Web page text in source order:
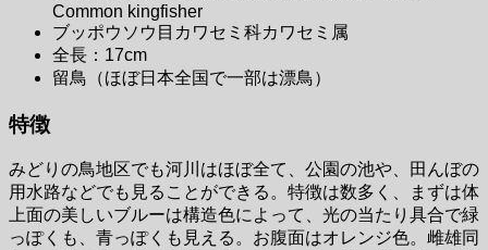
Common kingfisher
ブッポウソウ目カワセミ科カワセミ属
全長：17cm
留鳥（ほぼ日本全国で一部は漂鳥）
特徴
みどりの鳥地区でも河川はほぼ全て、公園の池や、田んぼの
用水路などでも見ることができる。特徴は数多く、まずは体
上面の美しいブルーは構造色によって、光の当たり具合で緑
っぽくも、青っぽくも見える。お腹面はオレンジ色。雌雄同